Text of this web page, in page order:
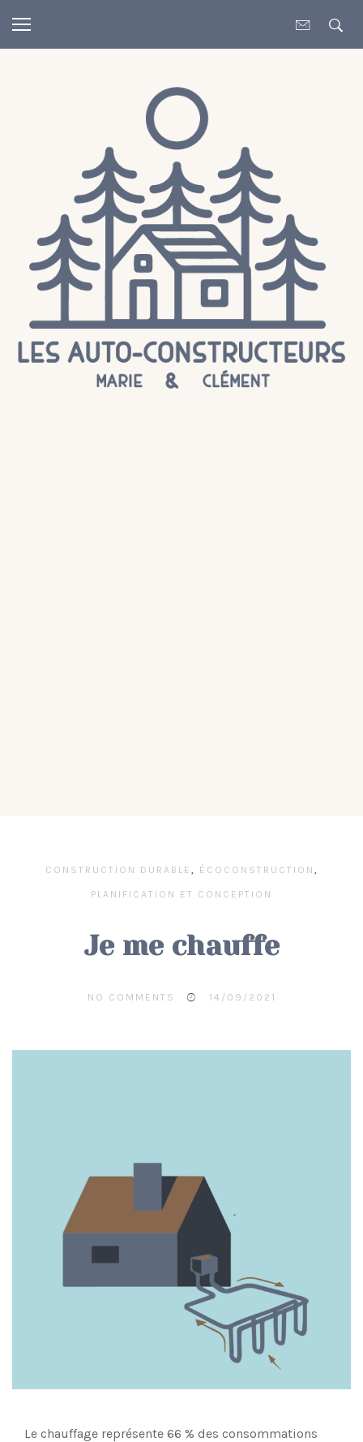
CONSTRUCTION DURABLE , ÉCOCONSTRUCTION ,
PLANIFICATION ET CONCEPTION
Je me chauffe
NO COMMENTS 14/09/2021
Le chauffage représente 66 % des consommations